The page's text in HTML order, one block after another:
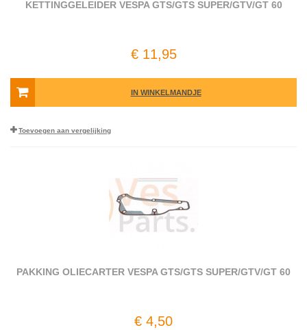
KETTINGGELEIDER VESPA GTS/GTS SUPER/GTV/GT 60
€ 11,95
IN WINKELMANDJE
Toevoegen aan vergelijking
PAKKING OLIECARTER VESPA GTS/GTS SUPER/GTV/GT 60
€ 4,50